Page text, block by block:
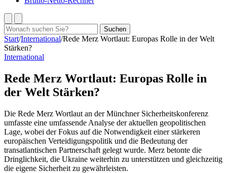
Suchen
nach:
Suchen
Start/International/Rede Merz Wortlaut: Europas Rolle in der Welt
Stärken?
International
Rede Merz Wortlaut: Europas Rolle in
der Welt Stärken?
Die Rede Merz Wortlaut an der Münchner Sicherheitskonferenz
umfasste eine umfassende Analyse der aktuellen geopolitischen
Lage, wobei der Fokus auf die Notwendigkeit einer stärkeren
europäischen Verteidigungspolitik und die Bedeutung der
transatlantischen Partnerschaft gelegt wurde. Merz betonte die
Dringlichkeit, die Ukraine weiterhin zu unterstützen und gleichzeitig
die eigene Sicherheit zu gewährleisten.